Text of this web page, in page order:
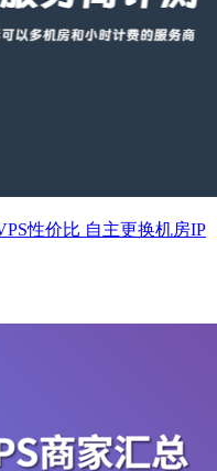
性价比 自主更换机房IP